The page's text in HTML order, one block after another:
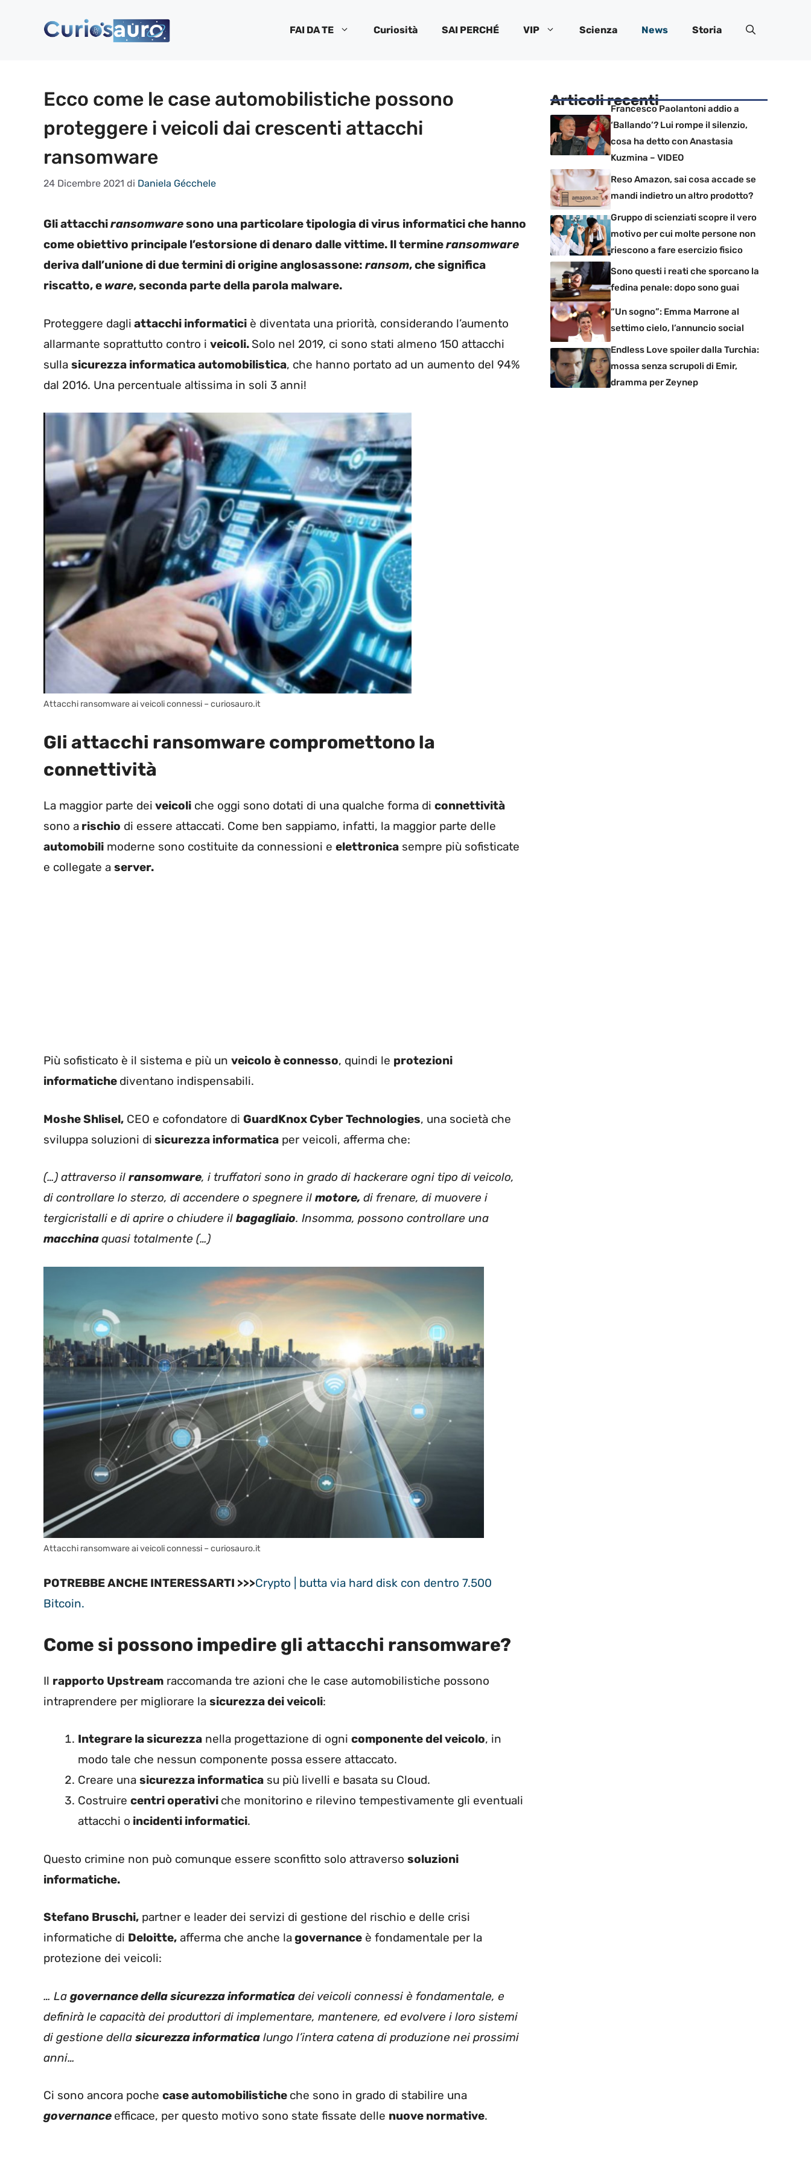
FAI DA TE Curiosità SAI PERCHÉ VIP Scienza News Storia
Ecco come le case automobilistiche possono
proteggere i veicoli dai crescenti attacchi
ransomware
24 Dicembre 2021 di Daniela Gécchele
Gli attacchiransomwaresono una particolare tipologia di virus informatici che hanno
come obiettivo principale l’estorsione di denaro dalle vittime. Il termineransomware
deriva dall’unione di due termini di origine anglosassone: ransom, che significa
riscatto, e ware, seconda parte della parola malware.
Proteggere dagli attacchi informatici è diventata una priorità, considerando l’aumento
allarmante soprattutto contro i veicoli. Solo nel 2019, ci sono stati almeno 150 attacchi
sulla sicurezza informatica automobilistica, che hanno portato ad un aumento del 94%
dal 2016. Una percentuale altissima in soli 3 anni!
Attacchi ransomware ai veicoli connessi – curiosauro.it
Gli attacchi ransomware compromettono la
connettività
La maggior parte dei veicoli che oggi sono dotati di una qualche forma di connettività
sono a rischio di essere attaccati. Come ben sappiamo, infatti, la maggior parte delle
automobili moderne sono costituite da connessioni e elettronica sempre più sofisticate
e collegate a server.
Più sofisticato è il sistema e più un veicolo è connesso, quindi le protezioni
informatiche diventano indispensabili.
Moshe Shlisel, CEO e cofondatore di GuardKnox Cyber Technologies, una società che
sviluppa soluzioni di sicurezza informatica per veicoli, afferma che:
(…) attraverso il ransomware, i truffatori sono in grado di hackerare ogni tipo di veicolo,
di controllare lo sterzo, di accendere o spegnere il motore, di frenare, di muovere i
tergicristalli e di aprire o chiudere il bagagliaio. Insomma, possono controllare una
macchinaquasi totalmente (…)
Attacchi ransomware ai veicoli connessi – curiosauro.it
POTREBBE ANCHE INTERESSARTI >>>Crypto | butta via hard disk con dentro 7.500
Bitcoin.
Come si possono impedire gli attacchi ransomware?
Il rapporto Upstream raccomanda tre azioni che le case automobilistiche possono
intraprendere per migliorare la sicurezza dei veicoli:
Integrare la sicurezza nella progettazione di ogni componente del veicolo, in
modo tale che nessun componente possa essere attaccato.
Creare una sicurezza informatica su più livelli e basata su Cloud.
Costruire centri operativi che monitorino e rilevino tempestivamente gli eventuali
attacchi o incidenti informatici.
Questo crimine non può comunque essere sconfitto solo attraverso soluzioni
informatiche.
Stefano Bruschi, partner e leader dei servizi di gestione del rischio e delle crisi
informatiche di Deloitte, afferma che anche lagovernance è fondamentale per la
protezione dei veicoli:
… La governance della sicurezza informatica dei veicoli connessi è fondamentale, e
definirà le capacità dei produttori di implementare, mantenere, ed evolvere i loro sistemi
di gestione della sicurezza informatica lungo l’intera catena di produzione nei prossimi
anni…
Ci sono ancora poche case automobilistiche che sono in grado di stabilire una
governance efficace, per questo motivo sono state fissate delle nuove normative.
Articoli recentiFrancesco Paolantoni addio a
‘Ballando’? Lui rompe il silenzio,
cosa ha detto con Anastasia
Kuzmina – VIDEO
Reso Amazon, sai cosa accade se
mandi indietro un altro prodotto?
Gruppo di scienziati scopre il vero
motivo per cui molte persone non
riescono a fare esercizio fisico
Sono questi i reati che sporcano la
fedina penale: dopo sono guai
“Un sogno”: Emma Marrone al
settimo cielo, l’annuncio social
Endless Love spoiler dalla Turchia:
mossa senza scrupoli di Emir,
dramma per Zeynep